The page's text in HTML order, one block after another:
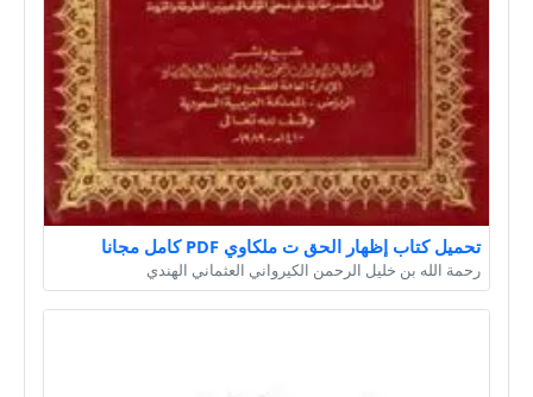
تحميل كتاب إظهار الحق ت ملكاوي PDF كامل مجانا
رحمة الله بن خليل الرحمن الكيرواني العثماني الهندي